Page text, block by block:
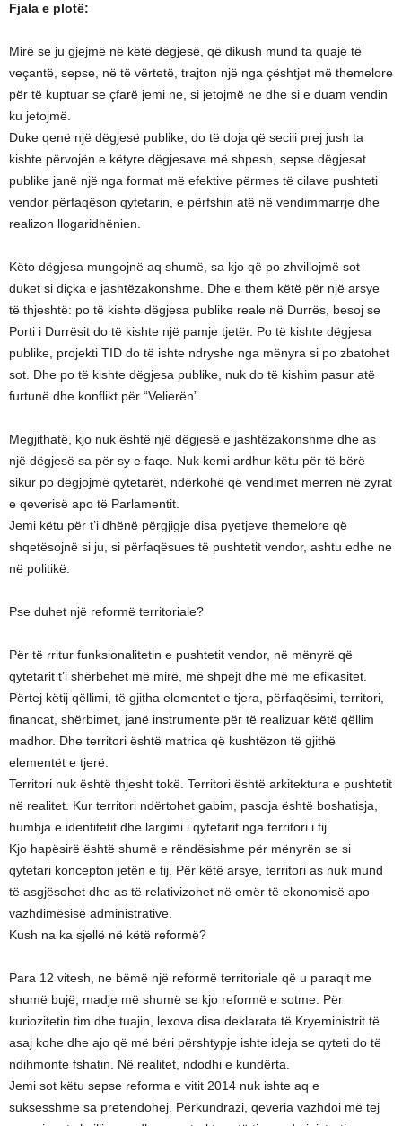
Fjala e plotë:
Mirë se ju gjejmë në këtë dëgjesë, që dikush mund ta quajë të
veçantë, sepse, në të vërtetë, trajton një nga çështjet më themelore
për të kuptuar se çfarë jemi ne, si jetojmë ne dhe si e duam vendin
ku jetojmë.
Duke qenë një dëgjesë publike, do të doja që secili prej jush ta
kishte përvojën e këtyre dëgjesave më shpesh, sepse dëgjesat
publike janë një nga format më efektive përmes të cilave pushteti
vendor përfaqëson qytetarin, e përfshin atë në vendimmarrje dhe
realizon llogaridhënien.
Këto dëgjesa mungojnë aq shumë, sa kjo që po zhvillojmë sot
duket si diçka e jashtëzakonshme. Dhe e them këtë për një arsye
të thjeshtë: po të kishte dëgjesa publike reale në Durrës, besoj se
Porti i Durrësit do të kishte një pamje tjetër. Po të kishte dëgjesa
publike, projekti TID do të ishte ndryshe nga mënyra si po zbatohet
sot. Dhe po të kishte dëgjesa publike, nuk do të kishim pasur atë
furtunë dhe konflikt për “Velierën”.
Megjithatë, kjo nuk është një dëgjesë e jashtëzakonshme dhe as
një dëgjesë sa për sy e faqe. Nuk kemi ardhur këtu për të bërë
sikur po dëgjojmë qytetarët, ndërkohë që vendimet merren në zyrat
e qeverisë apo të Parlamentit.
Jemi këtu për t’i dhënë përgjigje disa pyetjeve themelore që
shqetësojnë si ju, si përfaqësues të pushtetit vendor, ashtu edhe ne
në politikë.
Pse duhet një reformë territoriale?
Për të rritur funksionalitetin e pushtetit vendor, në mënyrë që
qytetarit t’i shërbehet më mirë, më shpejt dhe më me efikasitet.
Përtej këtij qëllimi, të gjitha elementet e tjera, përfaqësimi, territori,
financat, shërbimet, janë instrumente për të realizuar këtë qëllim
madhor. Dhe territori është matrica që kushtëzon të gjithë
elementët e tjerë.
Territori nuk është thjesht tokë. Territori është arkitektura e pushtetit
në realitet. Kur territori ndërtohet gabim, pasoja është boshatisja,
humbja e identitetit dhe largimi i qytetarit nga territori i tij.
Kjo hapësirë është shumë e rëndësishme për mënyrën se si
qytetari koncepton jetën e tij. Për këtë arsye, territori as nuk mund
të asgjësohet dhe as të relativizohet në emër të ekonomisë apo
vazhdimësisë administrative.
Kush na ka sjellë në këtë reformë?
Para 12 vitesh, ne bëmë një reformë territoriale që u paraqit me
shumë bujë, madje më shumë se kjo reformë e sotme. Për
kuriozitetin tim dhe tuajin, lexova disa deklarata të Kryeministrit të
asaj kohe dhe ajo që më bëri përshtypje ishte ideja se qyteti do të
ndihmonte fshatin. Në realitet, ndodhi e kundërta.
Jemi sot këtu sepse reforma e vitit 2014 nuk ishte aq e
suksesshme sa pretendohej. Përkundrazi, qeveria vazhdoi më tej